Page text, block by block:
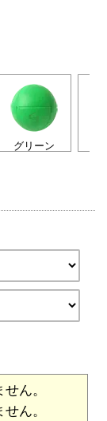
グリーン
ん。
ん。